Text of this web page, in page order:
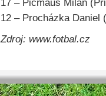
17 – Picmaus Milan
12 – Procházka Daniel
Zdroj: www.fotbal.cz